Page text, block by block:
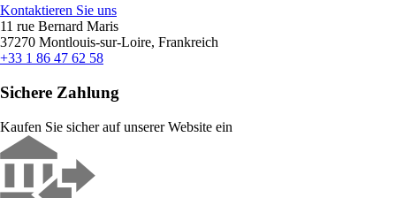
Kontaktieren Sie uns
11 rue Bernard Maris
37270 Montlouis-sur-Loire, Frankreich
+33 1 86 47 62 58
Sichere Zahlung
Kaufen Sie sicher auf unserer Website ein